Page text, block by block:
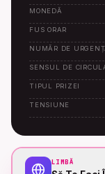
MONEDĂ
FUS ORAR
NUMĂR DE
SENSUL DE
TIPUL PRIZEI
TENSIUNE
LIMBĂ